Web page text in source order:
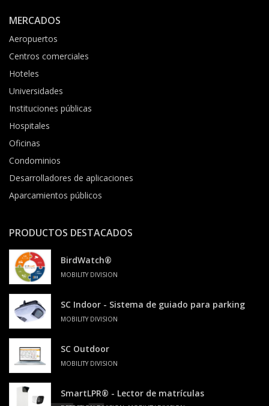
MERCADOS
Aeropuertos
Centros comerciales
Hoteles
Universidades
Instituciones públicas
Hospitales
Oficinas
Condominios
Desarrolladores de aplicaciones
Aparcamientos públicos
PRODUCTOS DESTACADOS
BirdWatch®
MOBILITY DIVISION
SC Indoor - Sistema de guiado para parking
MOBILITY DIVISION
SC Outdoor
MOBILITY DIVISION
SmartLPR® - Lector de matrículas